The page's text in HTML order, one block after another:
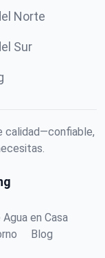
Norte
Sur
calidad—confiable,
en Casa
Blog